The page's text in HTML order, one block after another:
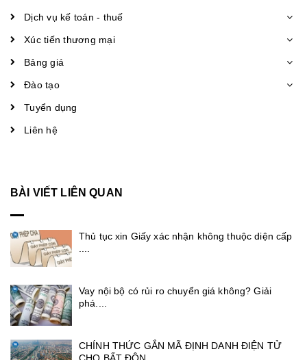
Dịch vụ kế toán - thuế
Xúc tiến thương mại
Bảng giá
Đào tạo
Tuyển dụng
Liên hệ
BÀI VIẾT LIÊN QUAN
Thủ tục xin Giấy xác nhận không thuộc diện cấp
Vay nội bộ có rủi ro chuyển giá không? Giải
phá....
CHÍNH THỨC GẮN MÃ ĐỊNH DANH ĐIỆN TỬ